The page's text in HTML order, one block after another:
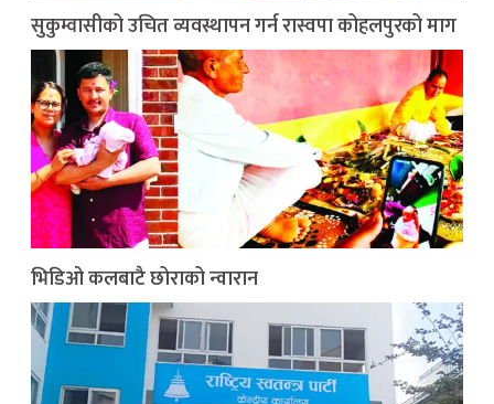
सुकुम्वासीको उचित व्यवस्थापन गर्न रास्वपा कोहलपुरको माग
भिडिओ कलबाटै छोराको न्वारान